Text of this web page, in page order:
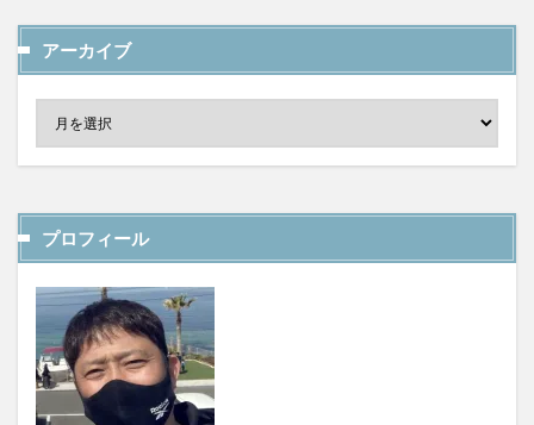
アーカイブ
プロフィール